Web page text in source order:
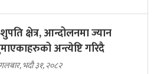
क्षेत्र, आन्दोलनमा ज्यान
अन्त्येष्टि गरिदै
भदौ ३१, २०८२